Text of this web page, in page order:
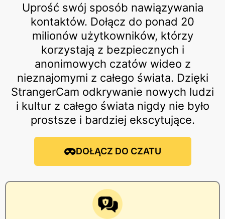
Uprość swój sposób nawiązywania
kontaktów. Dołącz do ponad 20
milionów użytkowników, którzy
korzystają z bezpiecznych i
anonimowych czatów wideo z
nieznajomymi z całego świata. Dzięki
StrangerCam odkrywanie nowych ludzi
i kultur z całego świata nigdy nie było
prostsze i bardziej ekscytujące.
DOŁĄCZ DO CZATU